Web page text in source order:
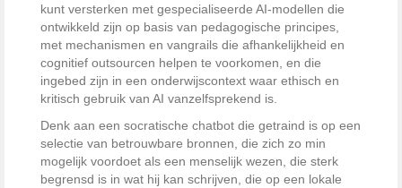
kunt versterken met gespecialiseerde AI-modellen die
ontwikkeld zijn op basis van pedagogische principes,
met mechanismen en vangrails die afhankelijkheid en
cognitief outsourcen helpen te voorkomen, en die
ingebed zijn in een onderwijscontext waar ethisch en
kritisch gebruik van AI vanzelfsprekend is.
Denk aan een socratische chatbot die getraind is op een
selectie van betrouwbare bronnen, die zich zo min
mogelijk voordoet als een menselijk wezen, die sterk
begrensd is in wat hij kan schrijven, die op een lokale